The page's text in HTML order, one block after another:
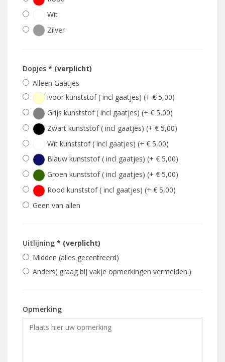
Wit
Zilver
Dopjes * (verplicht)
Alleen Gaatjes
ivoor kunststof ( incl gaatjes) (+ € 5,00)
Grijs kunststof ( incl gaatjes) (+ € 5,00)
Zwart kunststof ( incl gaatjes) (+ € 5,00)
Wit kunststof ( incl gaatjes) (+ € 5,00)
Blauw kunststof ( incl gaatjes) (+ € 5,00)
Groen kunststof ( incl gaatjes) (+ € 5,00)
Rood kunststof ( incl gaatjes) (+ € 5,00)
Geen van allen
Uitlijning * (verplicht)
Midden (alles gecentreerd)
Anders( graag bij vakje opmerkingen vermelden.)
Opmerking